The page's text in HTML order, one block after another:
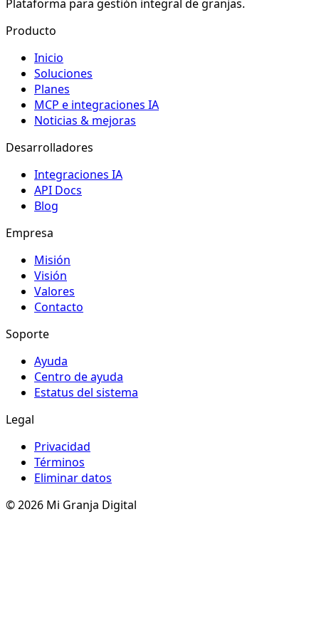
Plataforma para gestión integral de granjas.
Producto
Inicio
Soluciones
Planes
MCP e integraciones IA
Noticias & mejoras
Desarrolladores
Integraciones IA
API Docs
Blog
Empresa
Misión
Visión
Valores
Contacto
Soporte
Ayuda
Centro de ayuda
Estatus del sistema
Legal
Privacidad
Términos
Eliminar datos
© 2026 Mi Granja Digital